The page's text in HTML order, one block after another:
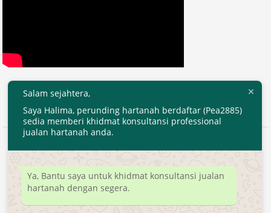
2020 © EjenHartanahKL.com. All Right Reserved.
Developed byMyTranspro
Salam sejahtera,
Saya Halima, perunding hartanah berdaftar (Pea2885)
sedia memberi khidmat konsultansi professional
jualan hartanah anda.
Ya, Bantu saya untuk khidmat konsultansi jualan
hartanah dengan segera.